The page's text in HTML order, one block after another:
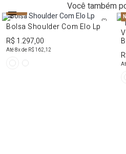
Você também
NEW IN
Bolsa Shoulder Com Elo Lp
R$ 1.297,00
Até8x de R$ 162,12